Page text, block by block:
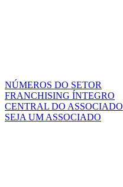
NÚMEROS DO SETOR
FRANCHISING ÍNTEGRO
CENTRAL DO ASSOCIADO
SEJA UM ASSOCIADO